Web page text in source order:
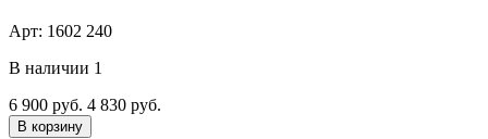
Арт: 1602 240
В наличии 1
6 900 руб. 4 830 руб.
В корзину